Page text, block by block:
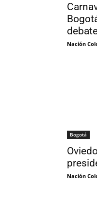
Nación
Bogotá
Nación